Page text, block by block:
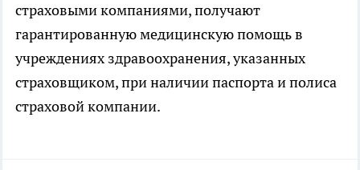
страховыми компаниями, получают
гарантированную медицинскую помощь в
учреждениях здравоохранения, указанных
страховщиком, при наличии паспорта и полиса
страховой компании.